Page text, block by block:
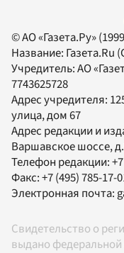
© АО «Газета.Ру»
Название: Газета.Ru
Учредитель:АО
7743625728
Адрес учредителя:
улица, дом 67
Адрес редакции и
Варшавское шоссе,
Телефон редакции:
Факс:+7 (495) 785-17-
Электронная почта:
Свидетельство о
выдано